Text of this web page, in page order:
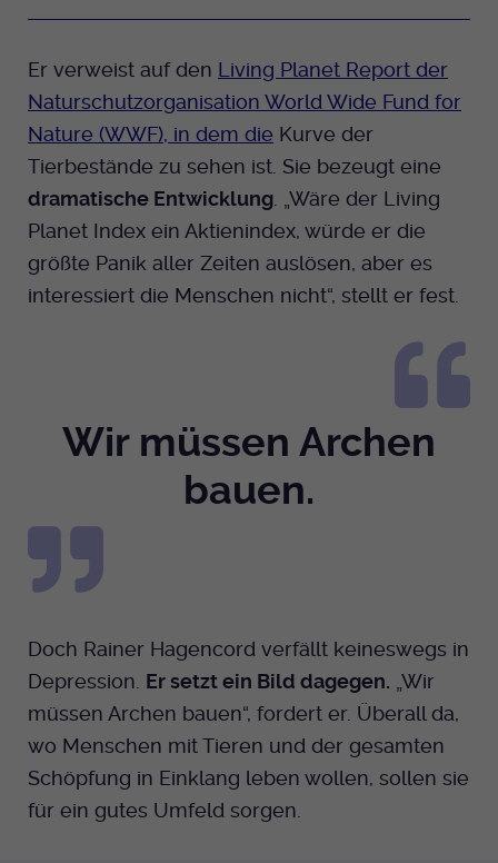
Er verweist auf den Living Planet Report der
Naturschutzorganisation World Wide Fund for
Nature (WWF), in dem die Kurve der
Tierbestände zu sehen ist. Sie bezeugt eine
dramatische Entwicklung . „Wäre der Living
Planet Index ein Aktienindex, würde er die
größte Panik aller Zeiten auslösen, aber es
interessiert die Menschen nicht“, stellt er fest.
Wir müssen Archen
bauen.
Doch Rainer Hagencord verfällt keineswegs in
Depression. Er setzt ein Bild dagegen. „Wir
müssen Archen bauen“, fordert er. Überall da,
wo Menschen mit Tieren und der gesamten
Schöpfung in Einklang leben wollen, sollen sie
für ein gutes Umfeld sorgen.